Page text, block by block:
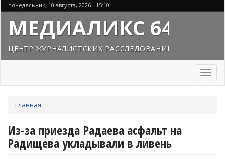
Перейти
к
основному
содержанию
понедельник, 10 августа, 2026 - 15:10
МЕДИАЛИКС 64
ЦЕНТР ЖУРНАЛИСТСКИХ РАССЛЕДОВАНИЙ
Toggle
здесь
Главная
Из-за приезда Радаева асфальт на
Радищева укладывали в ливень